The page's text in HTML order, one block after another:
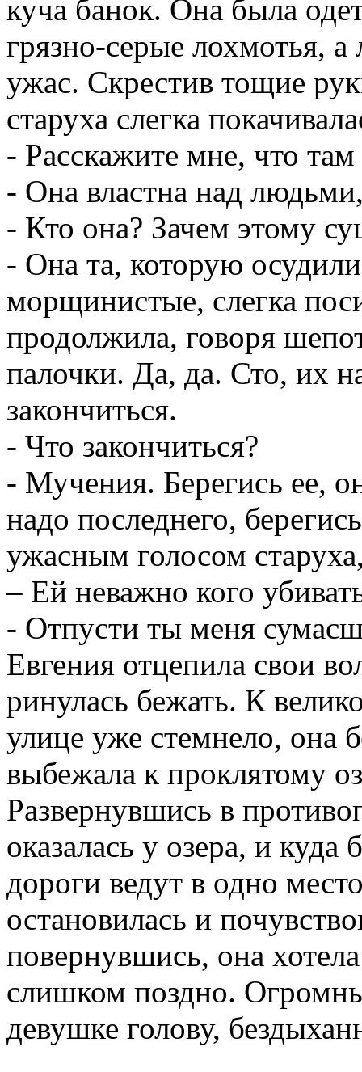
куча банок. Она была
грязно-серые лохмотья,
ужас. Скрестив тощие
старуха слегка
- Расскажите мне, что
- Она властна над
- Кто она? Зачем этому
- Она та, которую
морщинистые, слегка
продолжила, говоря
палочки. Да, да. Сто, их
закончиться.
- Что закончиться?
- Мучения. Берегись ее,
надо последнего,
ужасным голосом
– Ей неважно кого
- Отпусти ты меня
Евгения отцепила свои
ринулась бежать. К
улице уже стемнело, она
выбежала к проклятому
Развернувшись в
оказалась у озера, и куда
дороги ведут в одно
остановилась и
повернувшись, она
слишком поздно.
девушке голову,